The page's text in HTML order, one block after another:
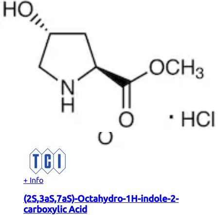
50
|
prodotti per pagina.
+ Info
(2S,3aS,7aS)-Octahydro-1H-indole-2-
carboxylic Acid